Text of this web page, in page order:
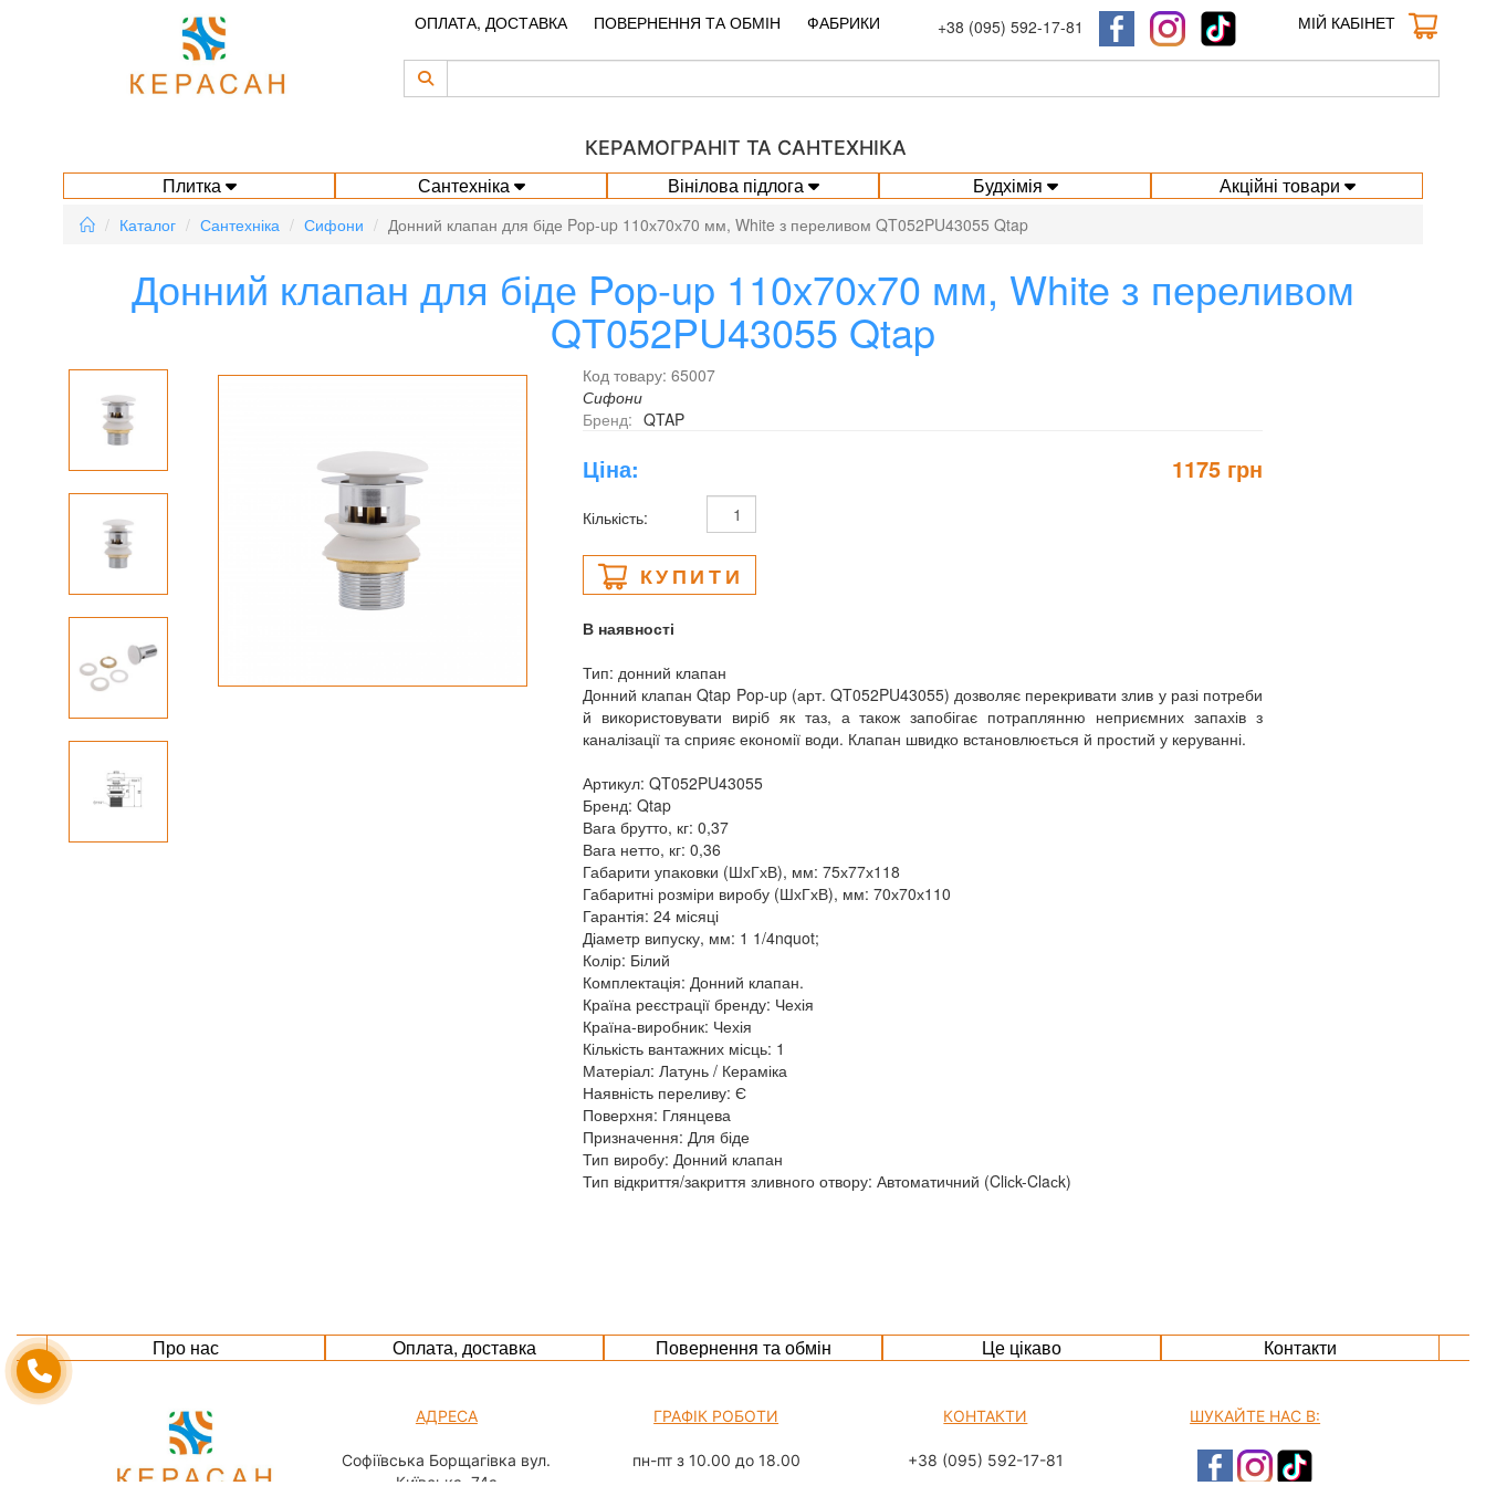
ОПЛАТА, ДОСТАВКА ПОВЕРНЕННЯ ТА ОБМІН ФАБРИКИ +38 (095) 592-17-81 МІЙ КАБІНЕТ
КЕРАМОГРАНІТ ТА САНТЕХНІКА
Плитка Сантехніка Вінілова підлога Будхімія Акційні товари
Каталог Сантехніка Сифони Донний клапан для біде Pop-up 110х70х70 мм, White з переливом QT052PU43055 Qtap
Донний клапан для біде Pop-up 110х70х70 мм, White з переливом
QT052PU43055 Qtap
Код товару: 65007
Сифони
Бренд: QTAP
Ціна: 1175 грн
Кількість:
КУПИТИ
В наявності
Тип: донний клапан
Донний клапан Qtap Pop-up (арт. QT052PU43055) дозволяє перекривати злив у разі потреби
й використовувати виріб як таз, а також запобігає потраплянню неприємних запахів з
каналізації та сприяє економії води. Клапан швидко встановлюється й простий у керуванні.
Артикул: QT052PU43055
Бренд: Qtap
Вага брутто, кг: 0,37
Вага нетто, кг: 0,36
Габарити упаковки (ШхГхВ), мм: 75х77х118
Габаритні розміри виробу (ШхГхВ), мм: 70х70х110
Гарантія: 24 місяці
Діаметр випуску, мм: 1 1/4nquot;
Колір: Білий
Комплектація: Донний клапан.
Країна реєстрації бренду: Чехія
Країна-виробник: Чехія
Кількість вантажних місць: 1
Матеріал: Латунь / Кераміка
Наявність переливу: Є
Поверхня: Глянцева
Призначення: Для біде
Тип виробу: Донний клапан
Тип відкриття/закриття зливного отвору: Автоматичний (Cliсk-Claсk)
Про нас Оплата, доставка Повернення та обмін Це цікаво Контакти
АДРЕСА
Софіївська Борщагівка вул.
Київська, 74а
ГРАФІК РОБОТИ
пн-пт з 10.00 до 18.00
КОНТАКТИ
+38 (095) 592-17-81
ШУКАЙТЕ НАС В: